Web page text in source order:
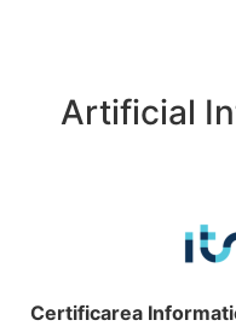
Artificial
Certificarea